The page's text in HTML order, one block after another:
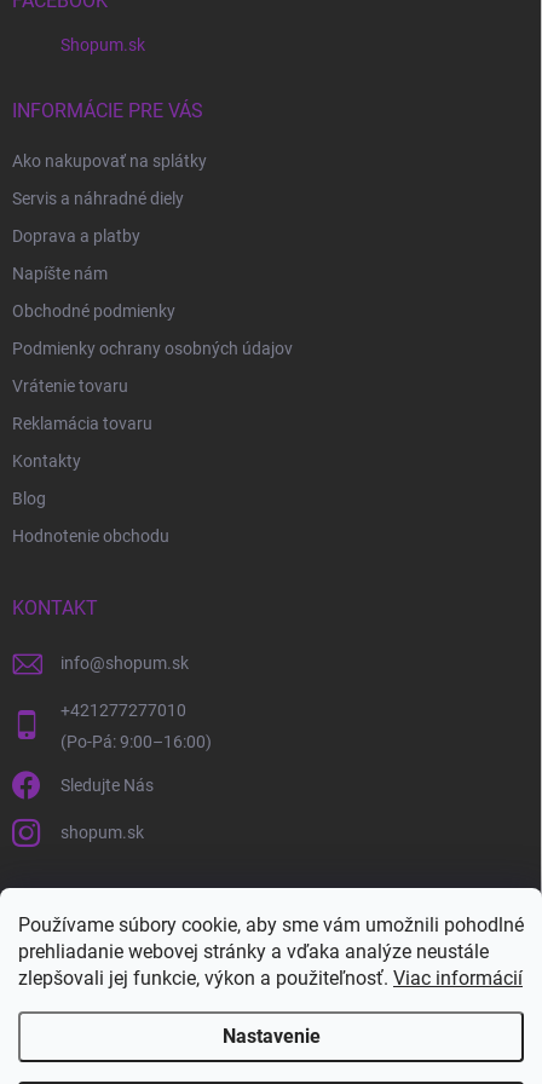
Používame súbory cookie, aby sme vám umožnili pohodlné
prehliadanie webovej stránky a vďaka analýze neustále
zlepšovali jej funkcie, výkon a použiteľnosť. Viac informácií
Nastavenie
Shopum.sk
INFORMÁCIE PRE VÁS
Ako nakupovať na splátky
Servis a náhradné diely
Doprava a platby
Napíšte nám
Obchodné podmienky
Podmienky ochrany osobných údajov
Vrátenie tovaru
Reklamácia tovaru
Kontakty
Blog
Hodnotenie obchodu
KONTAKT
info@shopum.sk
+421277277010
Sledujte Nás
shopum.sk